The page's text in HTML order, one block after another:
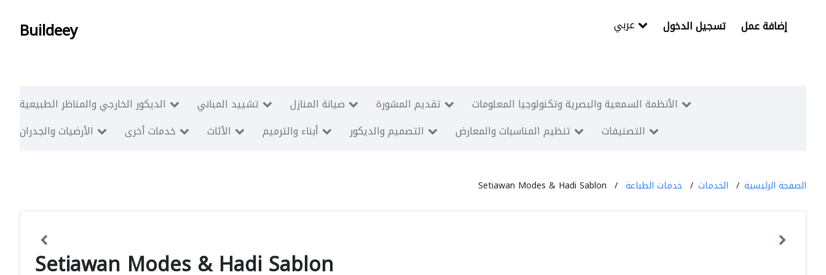
Buildeey تسجيل الدخول إضافة عمل
الديكور الخارجي والمناظر الطبيعية تشييد المباني صيانة المنازل تقديم المشورة
الأنظمة السمعية والبصرية وتكنولوجيا المعلومات
الأرضيات والجدران
خدمات أخرى الأثاث أبناء والترميم التصميم والديكور تنظيم المناسبات والمعارض التصنيفات
الصفحة الرئيسية الخدمات خدمات الطباعة Setiawan Modes & Hadi Sablon
Setiawan Modes & Hadi Sablon